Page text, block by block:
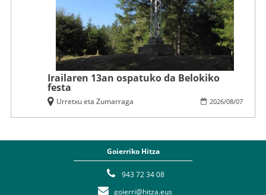
Irailaren 13an ospatuko da Belokiko
festa
2026/08/07
Urretxu eta Zumarraga
Goierriko Hitza
943 72 34 08
goierri@hitza.eus